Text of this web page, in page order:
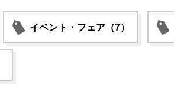
イベント・フェア（7）